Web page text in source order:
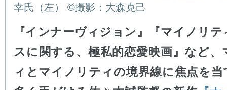
幸氏（左） ©撮影：大森克己
『インナーヴィジョン』『マイノリ
スに関する、極私的恋愛映画』など、
ィとマイノリティの境界線に焦点を当